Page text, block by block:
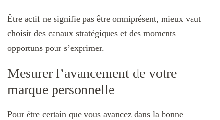
Être actif ne signifie pas être omniprésent, mieux vaut
choisir des canaux stratégiques et des moments
opportuns pour s’exprimer.
Mesurer l’avancement de votre
marque personnelle
Pour être certain que vous avancez dans la bonne